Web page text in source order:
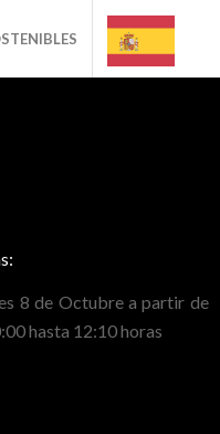
8 de Octubre a partir de
hasta 12:10 horas